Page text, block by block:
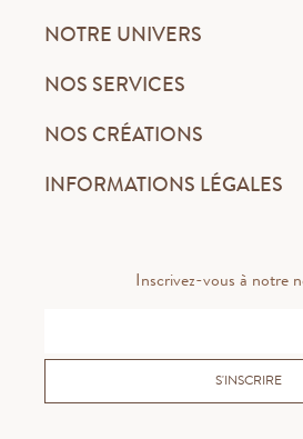
NOTRE UNIVERS
NOS SERVICES
NOS CRÉATIONS
INFORMATIONS LÉGALES
Inscrivez-vous à notre
S'INSCRIRE